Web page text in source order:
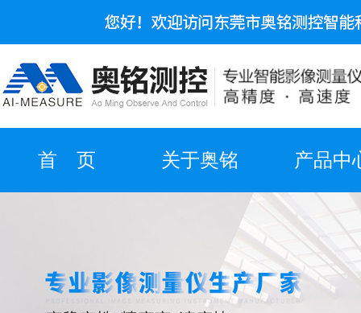
首 页 关于奥铭 产品中
合作伙
在线留言 资质证书